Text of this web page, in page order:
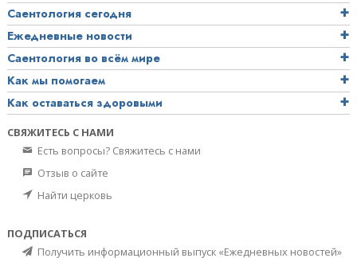
Саентология сегодня
Ежедневные новости
Саентология во всём мире
Как мы помогаем
Как оставаться здоровыми
СВЯЖИТЕСЬ С НАМИ
Есть вопросы? Свяжитесь с нами
Отзыв о сайте
Найти церковь
ПОДПИСАТЬСЯ
Получить информационный выпуск «Ежедневных новостей»